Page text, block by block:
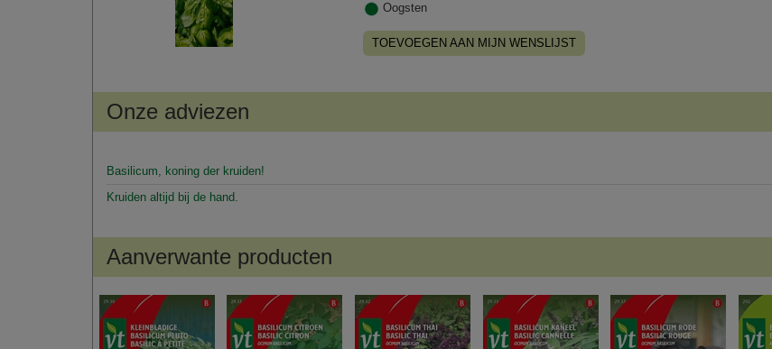
Oogsten
TOEVOEGEN AAN MIJN WENSLIJST
Onze adviezen
Basilicum, koning der kruiden!
Kruiden altijd bij de hand.
Aanverwante producten